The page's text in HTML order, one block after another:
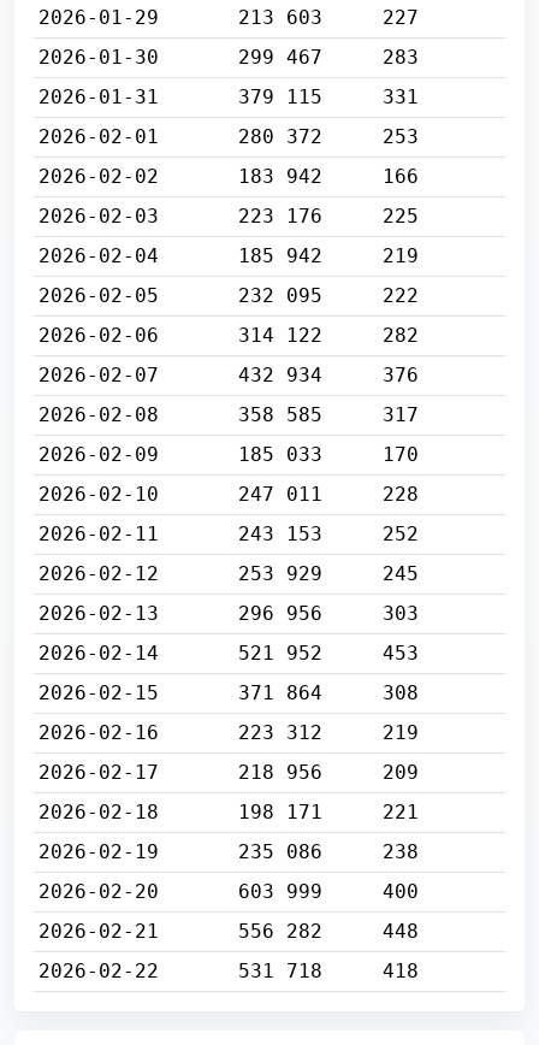
2026-01-29
213 603
227
2026-01-30
299 467
283
2026-01-31
379 115
331
2026-02-01
280 372
253
2026-02-02
183 942
166
2026-02-03
223 176
225
2026-02-04
185 942
219
2026-02-05
232 095
222
2026-02-06
314 122
282
2026-02-07
432 934
376
2026-02-08
358 585
317
2026-02-09
185 033
170
2026-02-10
247 011
228
2026-02-11
243 153
252
2026-02-12
253 929
245
2026-02-13
296 956
303
2026-02-14
521 952
453
2026-02-15
371 864
308
2026-02-16
223 312
219
2026-02-17
218 956
209
2026-02-18
198 171
221
2026-02-19
235 086
238
2026-02-20
603 999
400
2026-02-21
556 282
448
2026-02-22
531 718 418